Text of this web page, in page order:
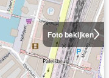
Foto bekijken